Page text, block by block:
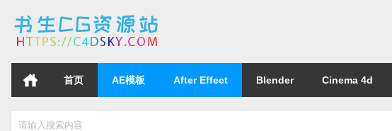
首页 AE模板 After Effect Blender Cinema 4d
请输入搜索内容